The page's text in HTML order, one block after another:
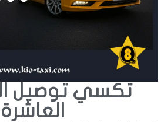
تكسي توصيل
العاشرة